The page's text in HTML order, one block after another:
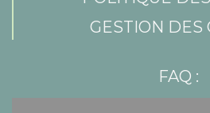
GESTION DES
FAQ :